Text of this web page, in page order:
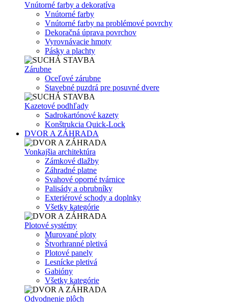
Vnútorné farby a dekoratíva
Vnútorné farby
Vnútorné farby na problémové povrchy
Dekoračná úprava povrchov
Vyrovnávacie hmoty
Pásky a plachty
Zárubne
Oceľové zárubne
Stavebné puzdrá pre posuvné dvere
Kazetové podhľady
Sadrokartónové kazety
Konštrukcia Quick-Lock
DVOR A ZÁHRADA
Vonkajšia architektúra
Zámkové dlažby
Záhradné platne
Svahové oporné tvárnice
Palisády a obrubníky
Exteriérové schody a doplnky
Všetky kategórie
Plotové systémy
Murované ploty
Štvorhranné pletivá
Plotové panely
Lesnícke pletivá
Gabióny
Všetky kategórie
Odvodnenie plôch